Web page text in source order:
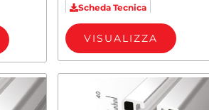
Scheda Tecnica
VISUALIZZA